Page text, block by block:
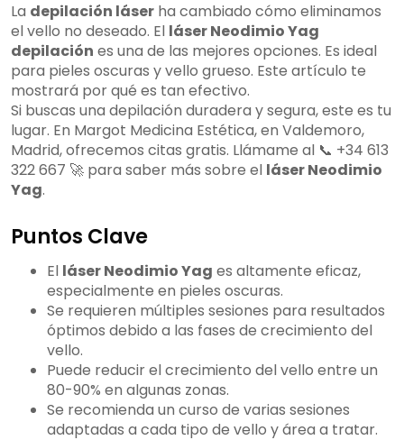
La depilación láser ha cambiado cómo eliminamos
el vello no deseado. El láser Neodimio Yag
depilación es una de las mejores opciones. Es ideal
para pieles oscuras y vello grueso. Este artículo te
mostrará por qué es tan efectivo.
Si buscas una depilación duradera y segura, este es tu
lugar. En Margot Medicina Estética, en Valdemoro,
Madrid, ofrecemos citas gratis. Llámame al 📞 +34 613
322 667 🚀 para saber más sobre el láser Neodimio
Yag.
Puntos Clave
El láser Neodimio Yag es altamente eficaz,
especialmente en pieles oscuras.
Se requieren múltiples sesiones para resultados
óptimos debido a las fases de crecimiento del
vello.
Puede reducir el crecimiento del vello entre un
80-90% en algunas zonas.
Se recomienda un curso de varias sesiones
adaptadas a cada tipo de vello y área a tratar.